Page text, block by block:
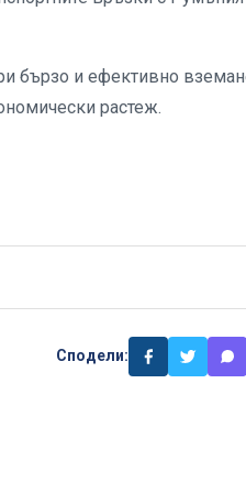
бързо и ефективно
растеж.
Сподели: